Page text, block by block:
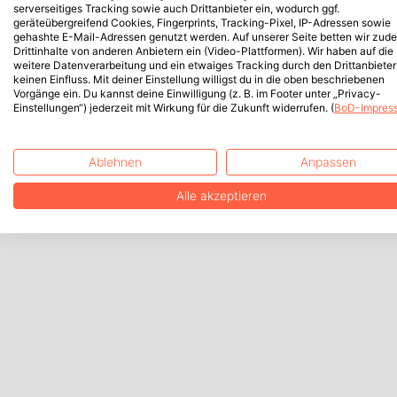
serverseitiges Tracking sowie auch Drittanbieter ein, wodurch ggf.
geräteübergreifend Cookies, Fingerprints, Tracking-Pixel, IP-Adressen sowie
gehashte E-Mail-Adressen genutzt werden. Auf unserer Seite betten wir
Drittinhalte von anderen Anbietern ein (Video-Plattformen). Wir haben auf die
weitere Datenverarbeitung und ein etwaiges Tracking durch den Drittanbieter
keinen Einfluss. Mit deiner Einstellung willigst du in die oben beschriebenen
Vorgänge ein. Du kannst deine Einwilligung (z. B. im Footer unter „Privacy-
Einstellungen“) jederzeit mit Wirkung für die Zukunft widerrufen. (BoD-
Ablehnen Anpassen
Alle akzeptieren